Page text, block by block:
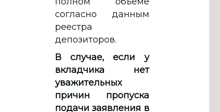
согласно данным
реестра
депозиторов.
В случае, если у
вкладчика нет
уважительных
причин пропуска
подачи заявления в